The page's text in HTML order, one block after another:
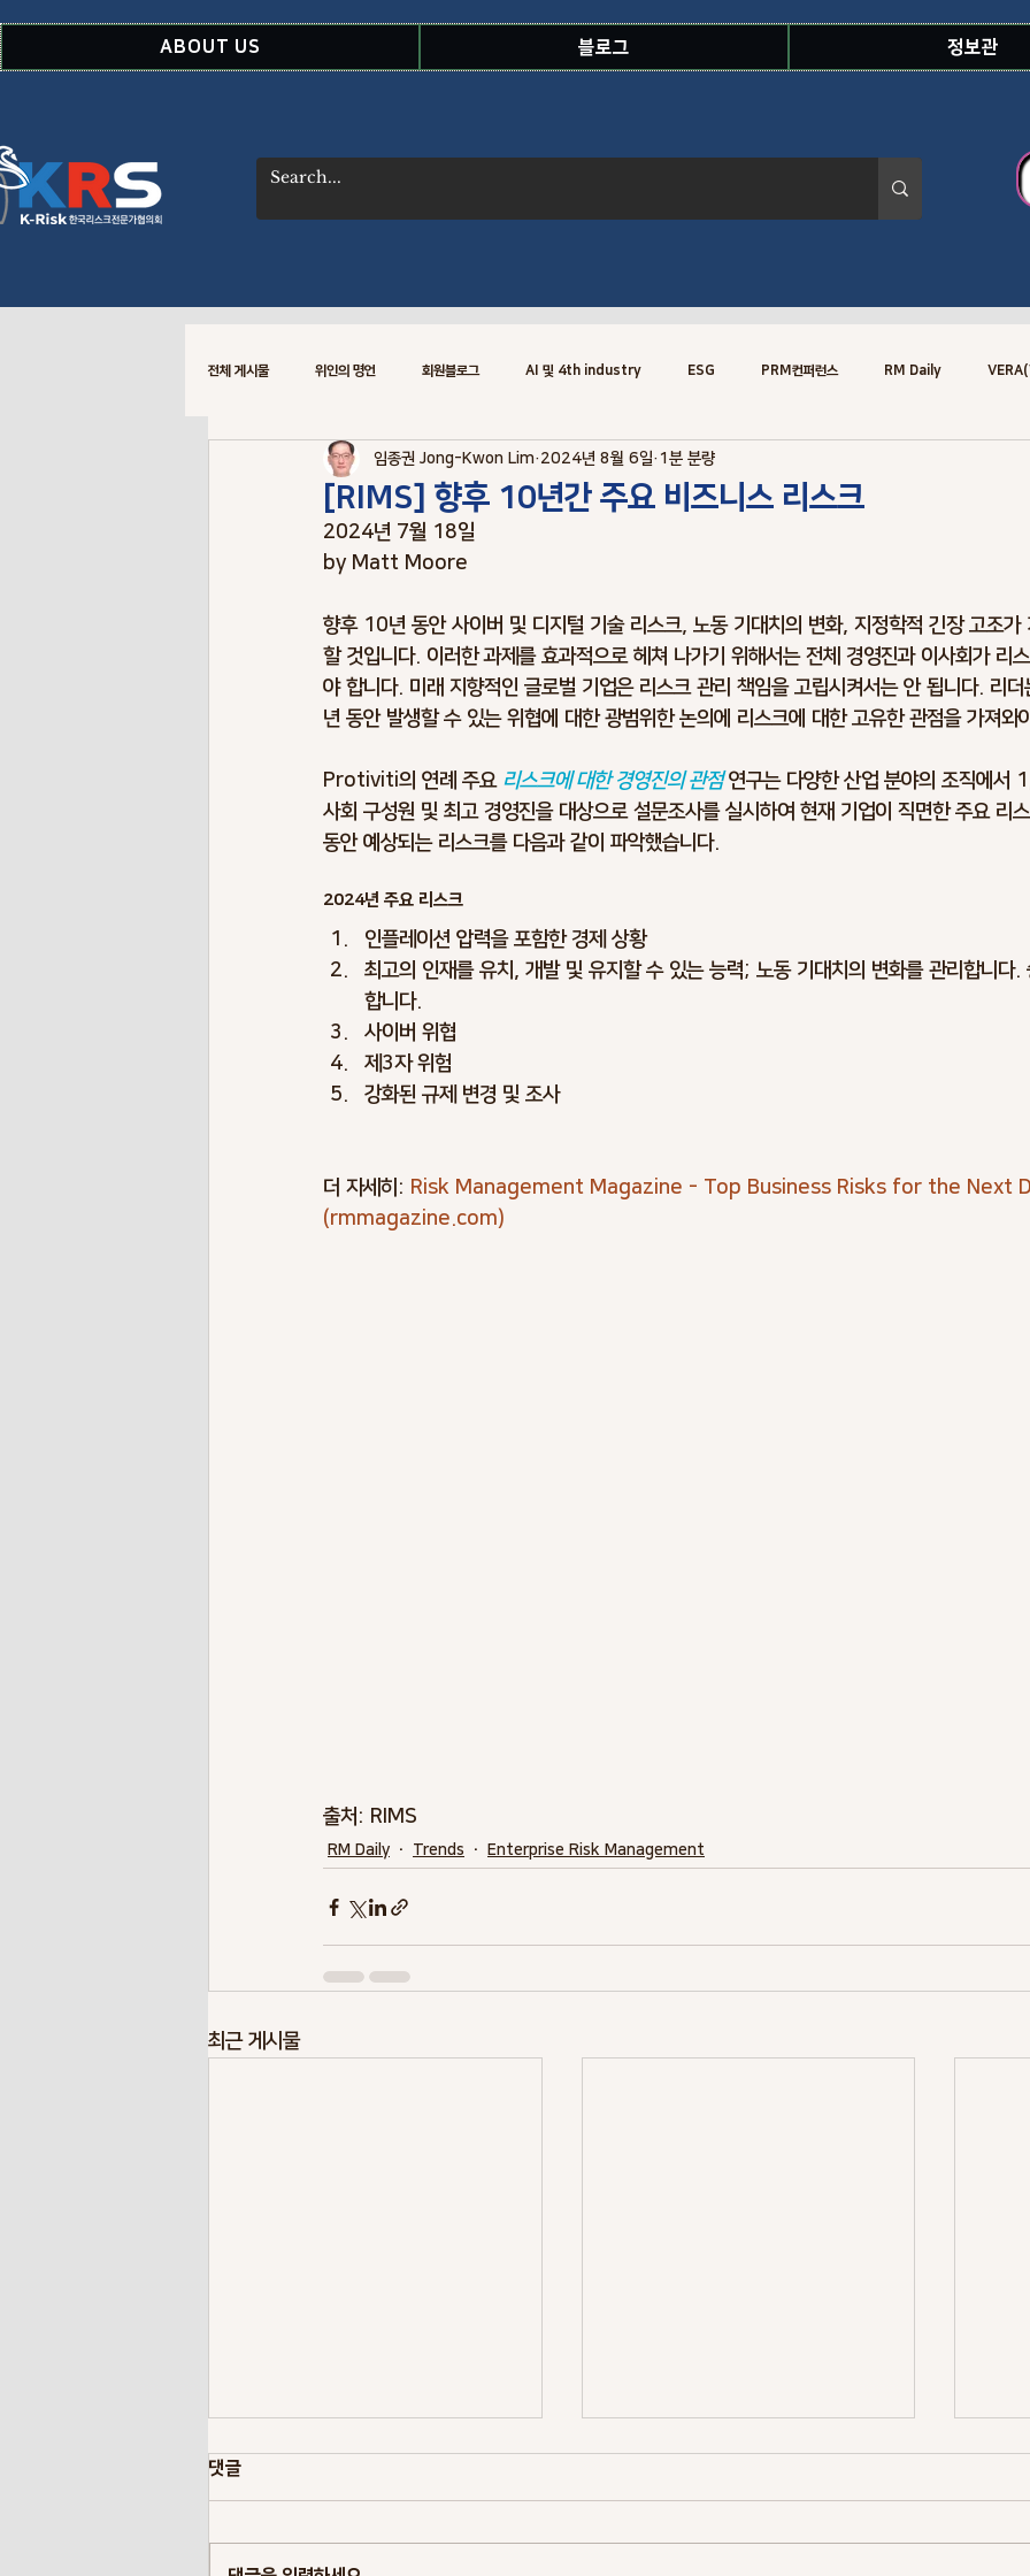
ABOUT US 블로그 정보관
전체 게시물 위인의 명언 회원블로그 AI 및 4th industry ESG PRM컨퍼런스 RM Daily
WSDOT CREM 소식 Risk Data Risk Knowledge.Concept
Risk Terminology Risk Benchmarking
Pendemic Risks Energy Risks Infrastructure Risks Asset Risks Schedule Risks
[RIMS] 향후 10년간 주요 비즈니스 리스크
임종권 Jong-Kwon Lim 2024년 8월 6일 1분 분량
2024년 7월 18일
by Matt Moore
향후 10년 동안 사이버 및 디지털 기술 리스크, 노동 기대치의 변화, 지정학적 긴장 고조가
할 것입니다. 이러한 과제를 효과적으로 헤쳐 나가기 위해서는 전체 경영진과 이사회가 리
야 합니다. 미래 지향적인 글로벌 기업은 리스크 관리 책임을 고립시켜서는 안 됩니다. 리
년 동안 발생할 수 있는 위협에 대한 광범위한 논의에 리스크에 대한 고유한 관점을 가져와
Protiviti의 연례 주요 리스크에 대한 경영진의 관점 연구는 다양한 산업 분야의 조직에서
사회 구성원 및 최고 경영진을 대상으로 설문조사를 실시하여 현재 기업이 직면한 주요 리
동안 예상되는 리스크를 다음과 같이 파악했습니다.
2024년 주요 리스크
인플레이션 압력을 포함한 경제 상황
최고의 인재를 유치, 개발 및 유지할 수 있는 능력; 노동 기대치의 변화를 관리합니다.
합니다.
사이버 위협
제3자 위험
강화된 규제 변경 및 조사
더 자세히: Risk Management Magazine - Top Business Risks for the Next
(rmmagazine.com)
출처: RIMS
RM Daily Trends Enterprise Risk Management
최근 게시물
댓글